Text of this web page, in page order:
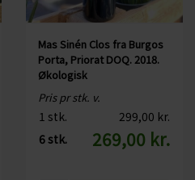
indeholder sulfitter, da de opstår
Mas Sinén Clos fra Burgos
Porta, Priorat DOQ. 2018.
Økologisk
Pris pr stk. v.
1 stk.
299,00 kr.
6 stk.
269,00 kr.